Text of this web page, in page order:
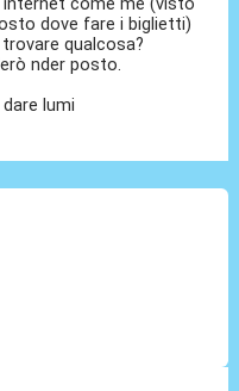
dove fare i biglietti)
qualcosa?
nder posto.
lumi